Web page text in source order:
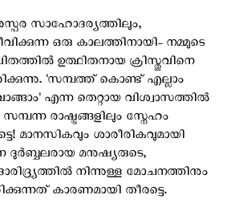
സാഹോദര്യത്തിലും,
ഒരു കാലത്തിനായി- നമ്മുടെ
ഉത്ഥിതനായ ക്രിസ്തുവിനെ
'സമ്പത്ത് കൊണ്ട് എല്ലാം
എന്ന തെറ്റായ വിശ്വാസത്തിൽ
രാഷ്ട്രങ്ങളിലും സ്നേഹം
മാനസികവും ശാരീരികവുമായി
ദുർബ്ബലരായ മനുഷ്യരുടെ,
നിന്നുള്ള മോചനത്തിനും
കാരണമായി തീരട്ടെ.